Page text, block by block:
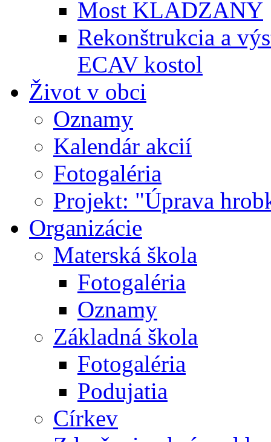
Most KLADZANY
Rekonštrukcia a
ECAV kostol
Život v obci
Oznamy
Kalendár akcií
Fotogaléria
Projekt: "Úprava
Organizácie
Materská škola
Fotogaléria
Oznamy
Základná škola
Fotogaléria
Podujatia
Církev